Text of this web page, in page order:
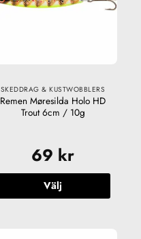
SKEDDRAG & KUSTWOBBLERS
Remen Møresilda Holo HD
Trout 6cm / 10g
69 kr
Välj